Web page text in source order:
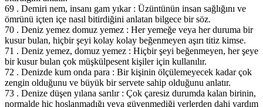
69 . Demiri nem, insanı gam yıkar : Üzüntünün insan sağlığını ve
ömrünü içten içe nasıl bitirdiğini anlatan bilgece bir söz.
70 . Deniz yemez domuz yemez : Her yemeğe veya her duruma bir
kusur bulan, hiçbir şeyi kolay kolay beğenmeyen aşırı titiz kimse.
71 . Deniz yemez, domuz yemez : Hiçbir şeyi beğenmeyen, her şeye
bir kusur bulan çok müşkülpesent kişiler için kullanılır.
72 . Denizde kum onda para : Bir kişinin ölçülemeyecek kadar çok
zengin olduğunu ve büyük bir servete sahip olduğunu anlatır.
73 . Denize düşen yılana sarılır : Çok çaresiz durumda kalan birinin,
normalde hiç hoşlanmadığı veya güvenmediği yerlerden dahi yardım